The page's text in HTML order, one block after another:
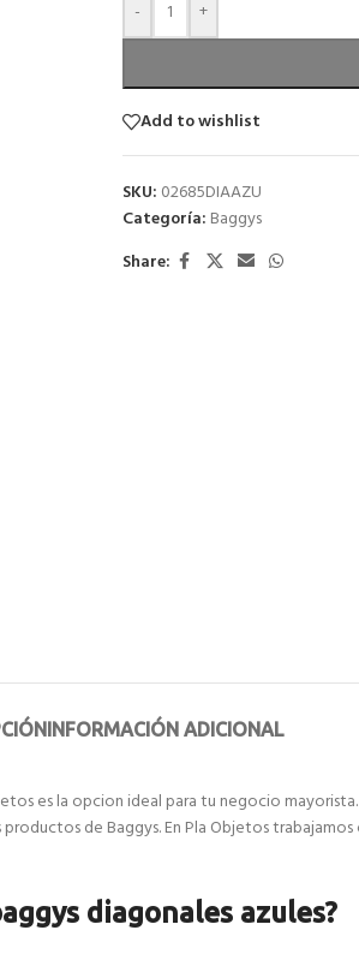
- +
Add to wishlist
SKU: 02685DIAAZU
Categoría: Baggys
Share:
INFORMACIÓN ADICIONAL
es la opcion ideal para tu negocio
de Baggys. En Pla Objetos
diagonales azules?